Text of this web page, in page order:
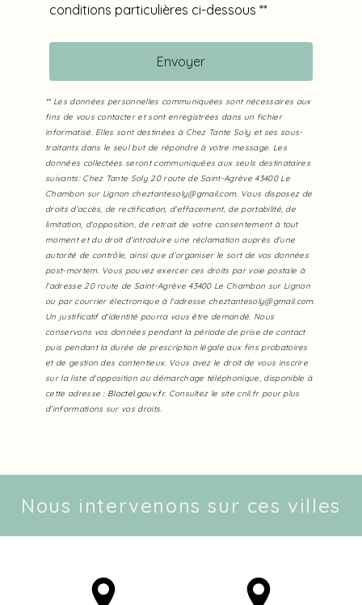
conditions particulières ci-dessous **
Envoyer
** Les données personnelles communiquées sont nécessaires aux
fins de vous contacter et sont enregistrées dans un fichier
informatisé. Elles sont destinées à Chez Tante Soly et ses sous-
traitants dans le seul but de répondre à votre message. Les
données collectées seront communiquées aux seuls destinataires
suivants: Chez Tante Soly 20 route de Saint-Agrève 43400 Le
Chambon sur Lignon cheztantesoly@gmail.com. Vous disposez de
droits d’accès, de rectification, d’effacement, de portabilité, de
limitation, d’opposition, de retrait de votre consentement à tout
moment et du droit d’introduire une réclamation auprès d’une
autorité de contrôle, ainsi que d’organiser le sort de vos données
post-mortem. Vous pouvez exercer ces droits par voie postale à
l'adresse 20 route de Saint-Agrève 43400 Le Chambon sur Lignon
ou par courrier électronique à l'adresse cheztantesoly@gmail.com.
Un justificatif d'identité pourra vous être demandé. Nous
conservons vos données pendant la période de prise de contact
puis pendant la durée de prescription légale aux fins probatoires
et de gestion des contentieux. Vous avez le droit de vous inscrire
sur la liste d'opposition au démarchage téléphonique, disponible à
cette adresse : Bloctel.gouv.fr. Consultez le site cnil.fr pour plus
d’informations sur vos droits.
Nous intervenons sur ces villes